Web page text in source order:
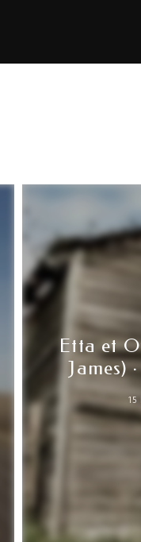
Etta et
James)
15